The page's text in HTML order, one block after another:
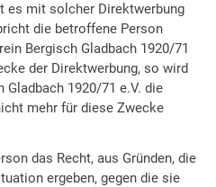
es mit solcher Direktwerbung
die betroffene Person
Bergisch Gladbach 1920/71
der Direktwerbung, so wird
1920/71 e.V. die
mehr für diese Zwecke
das Recht, aus Gründen, die
ergeben, gegen die sie